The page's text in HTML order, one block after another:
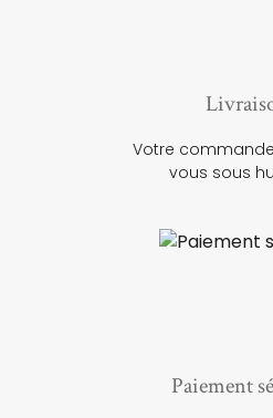
Votre
vous sous
Paiement